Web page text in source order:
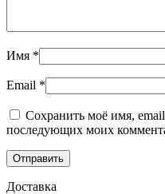
Имя *
Email *
Сохранить моё имя, email
последующих моих
Доставка